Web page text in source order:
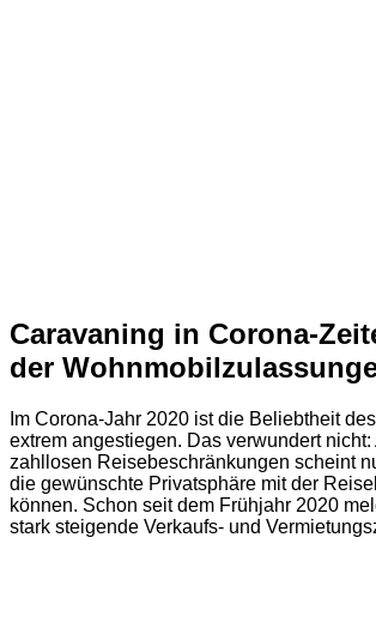
Caravaning in Corona-
der
Im Corona-Jahr 2020 ist die Beliebtheit
extrem angestiegen. Das verwundert
zahllosen Reisebeschränkungen scheint
die gewünschte Privatsphäre mit der
können. Schon seit dem Frühjahr 2020
stark steigende Verkaufs- und